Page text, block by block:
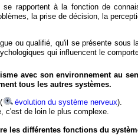
rapportent à la fonction de
la prise de décision, la
ou qualifié, qu'il se présente sous
qui influencent le
avec son environnement au
tous les autres systèmes.
( évolution du système nerveux).
c'est de loin le plus complexe.
les différentes fonctions du